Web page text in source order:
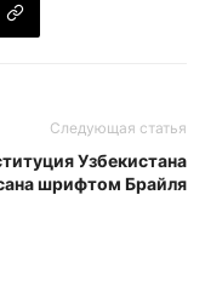
Следующая статья
Узбекистана
шрифтом Брайля